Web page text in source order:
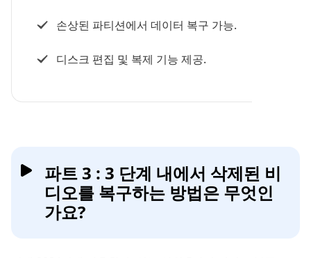
손상된 파티션에서 데이터 복구 가능.
디스크 편집 및 복제 기능 제공.
파트 3 : 3 단계 내에서 삭제된 비
디오를 복구하는 방법은 무엇인
가요?